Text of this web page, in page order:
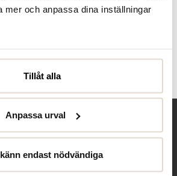
mer och anpassa dina inställningar
Tillåt alla
Anpassa urval
endast nödvändiga
du hjälp?